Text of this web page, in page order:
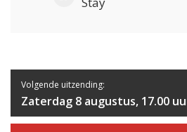
Volgende uitzending:
Zaterdag 8 augustus, 17.00